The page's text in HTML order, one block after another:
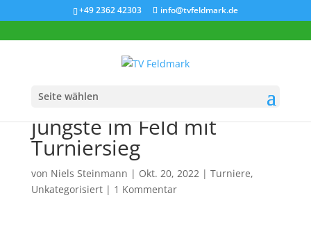
+49 2362 42303 info@tvfeldmark.de
Seite wählen
Zara Sophie Comia als
jüngste im Feld mit
Turniersieg
von Niels Steinmann | Okt. 20, 2022| Turniere,
Unkategorisiert| 1 Kommentar